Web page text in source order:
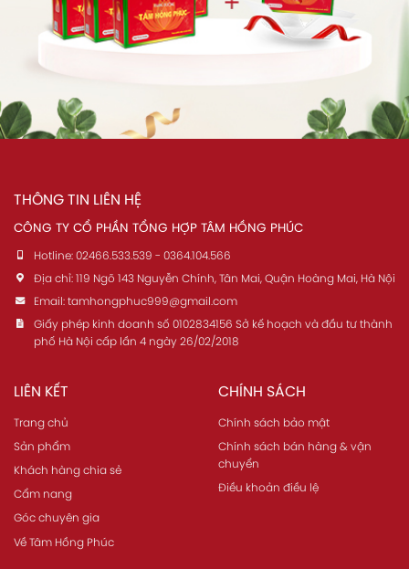
THÔNG TIN LIÊN HỆ
CÔNG TY CỔ PHẦN TỔNG HỢP TÂM HỒNG PHÚC
Hotline: 02466.533.539 - 0364.104.566
Địa chỉ: 119 Ngõ 143 Nguyễn Chính, Tân Mai, Quận Hoàng Mai, Hà Nội
Email: tamhongphuc999@gmail.com
Giấy phép kinh doanh số 0102834156 Sở kế hoạch và đầu tư thành
phố Hà Nội cấp lần 4 ngày 26/02/2018
LIÊN KẾT
Trang chủ
Sản phẩm
Khách hàng chia sẻ
Cẩm nang
Góc chuyên gia
Về Tâm Hồng Phúc
CHÍNH SÁCH
Chính sách bảo mật
Chính sách bán hàng & vận
chuyển
Điều khoản điều lệ